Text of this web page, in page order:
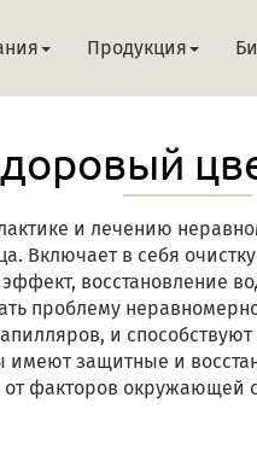
Продукция
и лечению
Включает в себя
восстановление
проблему
и
защитные и
факторов окружающей